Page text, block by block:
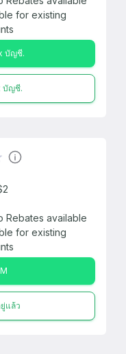
for existing
บัญชี.
บัญชี.
Rebates available
for existing
แล้ว